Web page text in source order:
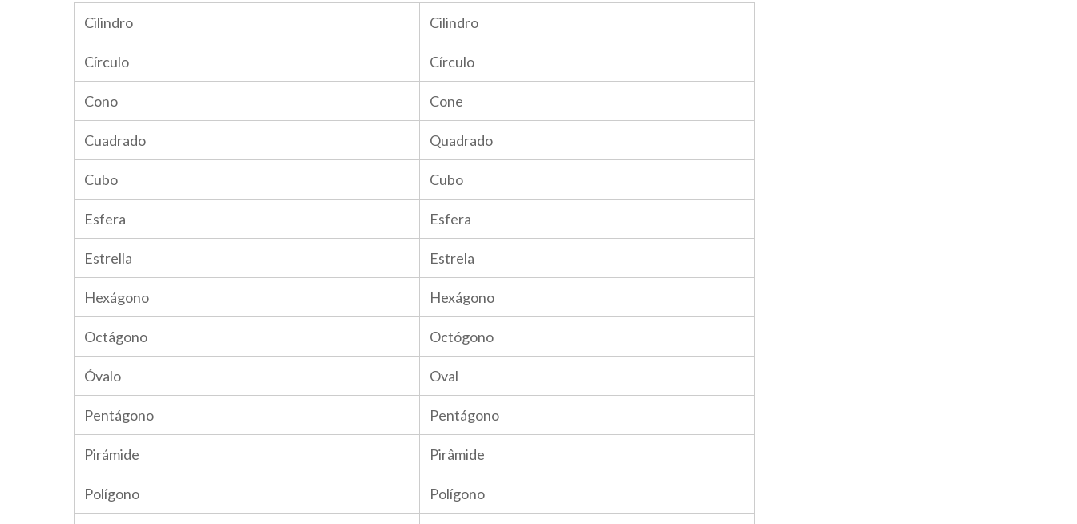
Cilindro Cilindro
Círculo Círculo
Cono Cone
Cuadrado Quadrado
Cubo Cubo
Esfera Esfera
Estrella Estrela
Hexágono Hexágono
Octágono Octógono
Óvalo Oval
Pentágono Pentágono
Pirámide Pirâmide
Polígono Polígono